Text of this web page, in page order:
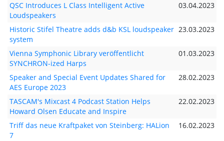
QSC Introduces L Class Intelligent Active
Loudspeakers
03.04.2023
Historic Stifel Theatre adds d&b KSL loudspeaker
system
23.03.2023
Vienna Symphonic Library veröffentlicht
SYNCHRON-ized Harps
01.03.2023
Speaker and Special Event Updates Shared for
AES Europe 2023
28.02.2023
TASCAM's Mixcast 4 Podcast Station Helps
Howard Olsen Educate and Inspire
22.02.2023
Triff das neue Kraftpaket von Steinberg: HALion
7
16.02.2023